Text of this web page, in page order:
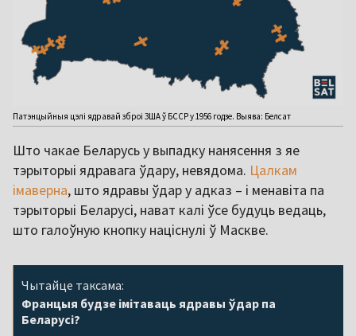
Патэнцыйныя цэлі ядравай зброі ЗША ў БССР у 1956 годзе. Выява: Белсат
Што чакае Беларусь у выпадку нанясення з яе
тэрыторыі ядравага ўдару, невядома. Цалкам
імаверна, што ядравы ўдар у адказ – і менавіта па
тэрыторыі Беларусі, нават калі ўсе будуць ведаць,
што галоўную кнопку націснулі ў Маскве.
Чытайце таксама:
Францыя будзе імітаваць ядравы ўдар па
Беларусі?